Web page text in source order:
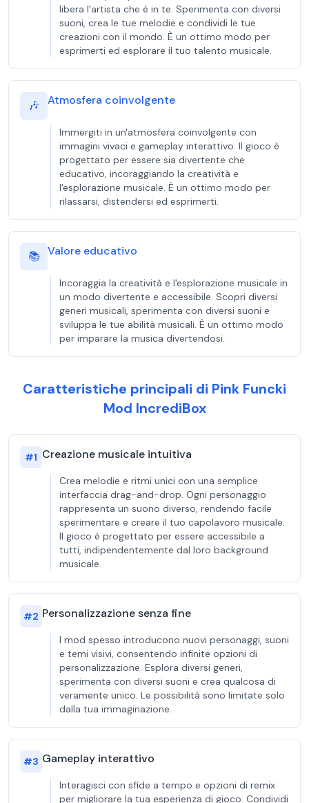
libera l'artista che è in te. Sperimenta con diversi
suoni, crea le tue melodie e condividi le tue
creazioni con il mondo. È un ottimo modo per
esprimerti ed esplorare il tuo talento musicale.
🎶 Atmosfera coinvolgente
Immergiti in un'atmosfera coinvolgente con
immagini vivaci e gameplay interattivo. Il gioco è
progettato per essere sia divertente che
educativo, incoraggiando la creatività e
l'esplorazione musicale. È un ottimo modo per
rilassarsi, distendersi ed esprimerti.
📚 Valore educativo
Incoraggia la creatività e l'esplorazione musicale in
un modo divertente e accessibile. Scopri diversi
generi musicali, sperimenta con diversi suoni e
sviluppa le tue abilità musicali. È un ottimo modo
per imparare la musica divertendosi.
Caratteristiche principali di Pink Funcki
Mod IncrediBox
#1 Creazione musicale intuitiva
Crea melodie e ritmi unici con una semplice
interfaccia drag-and-drop. Ogni personaggio
rappresenta un suono diverso, rendendo facile
sperimentare e creare il tuo capolavoro musicale.
Il gioco è progettato per essere accessibile a
tutti, indipendentemente dal loro background
musicale.
#2 Personalizzazione senza fine
I mod spesso introducono nuovi personaggi, suoni
e temi visivi, consentendo infinite opzioni di
personalizzazione. Esplora diversi generi,
sperimenta con diversi suoni e crea qualcosa di
veramente unico. Le possibilità sono limitate solo
dalla tua immaginazione.
#3 Gameplay interattivo
Interagisci con sfide a tempo e opzioni di remix
per migliorare la tua esperienza di gioco. Condividi